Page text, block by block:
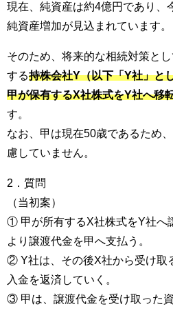
現在、純資産は約4億円であり、
純資産増加が見込まれています。
そのため、将来的な相続対策と
する持株会社Y（以下「Y社」と
甲が保有するX社株式をY社へ移
す。
なお、甲は現在50歳であるため
慮していません。
2．質問
（当初案）
① 甲が所有するX社株式をY社へ
より譲渡代金を甲へ支払う。
② Y社は、その後X社から受け取
入金を返済していく。
③ 甲は、譲渡代金を受け取った